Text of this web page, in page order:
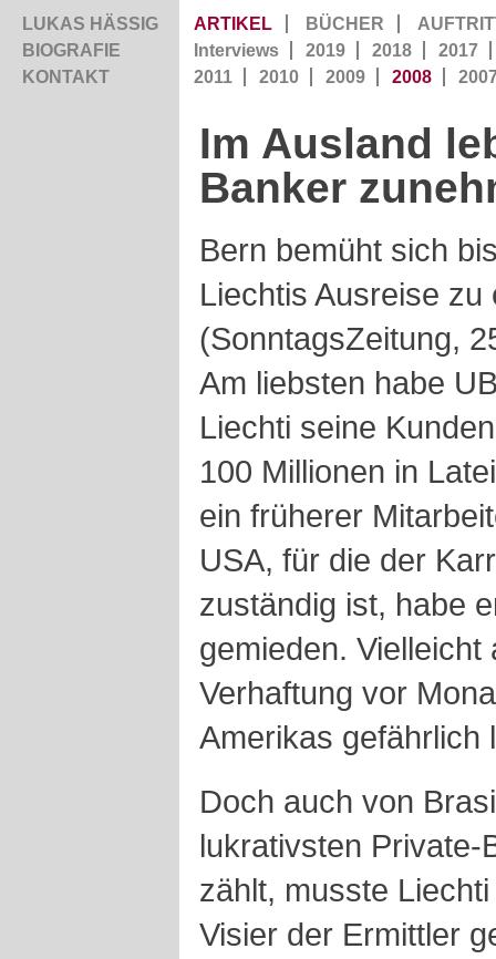
LUKAS HÄSSIG
BIOGRAFIE
KONTAKT
ARTIKEL BÜCHER
Interviews
2019 2018
2017
2011
2010 2009 2008
Im Ausland
Banker
Bern bemüht sich
Liechtis Ausreise zu
(SonntagsZeitung,
Am liebsten habe
Liechti seine
100 Millionen in
ein früherer
USA, für die der
zuständig ist, habe
gemieden.
Verhaftung vor
Amerikas gefährlich
Doch auch von
lukrativsten Private-
zählt, musste
Visier der Ermittler